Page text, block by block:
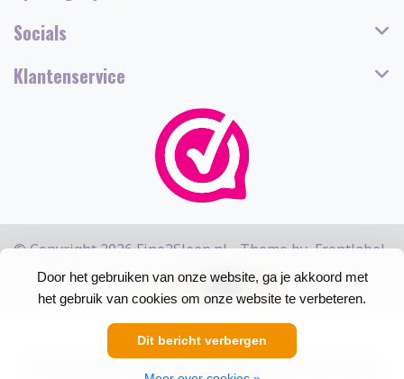
Door het gebruiken van onze website, ga je akkoord met
het gebruik van cookies om onze website te verbeteren.
Dit bericht verbergen
Socials
Klantenservice
© Copyright 2026 Fine2Sleep.nl - Theme byFrontlabel